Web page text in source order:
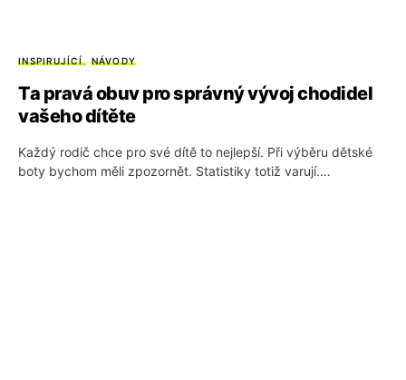
INSPIRUJÍCÍ NÁVODY
Ta pravá obuv pro správný vývoj chodidel
vašeho dítěte
Každý rodič chce pro své dítě to nejlepší. Při výběru dětské
boty bychom měli zpozornět. Statistiky totiž varují.…